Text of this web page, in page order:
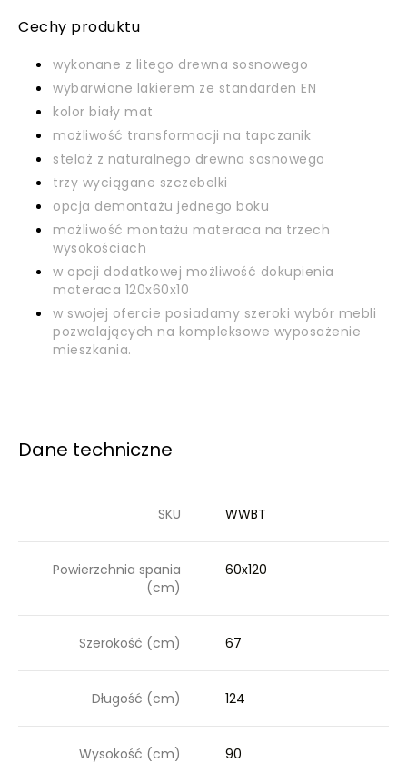
Cechy produktu
wykonane z litego drewna sosnowego
wybarwione lakierem ze standarden EN
kolor biały mat
możliwość transformacji na tapczanik
stelaż z naturalnego drewna sosnowego
trzy wyciągane szczebelki
opcja demontażu jednego boku
możliwość montażu materaca na trzech
wysokościach
w opcji dodatkowej możliwość dokupienia
materaca 120x60x10
w swojej ofercie posiadamy szeroki wybór mebli
pozwalających na kompleksowe wyposażenie
mieszkania.
Dane techniczne
SKU WWBT
Powierzchnia spania
(cm)
60x120
Szerokość (cm) 67
Długość (cm) 124
Wysokość (cm) 90